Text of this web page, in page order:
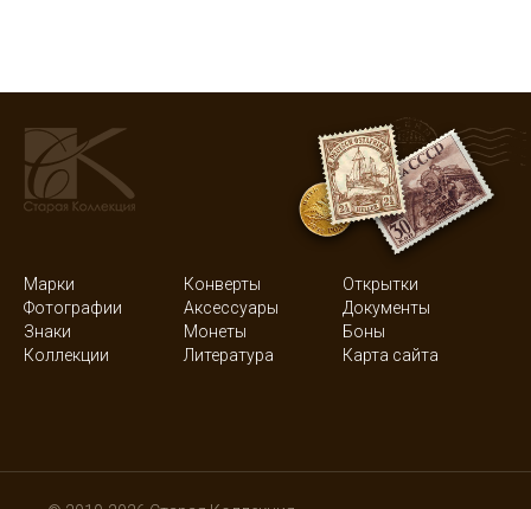
Марки Конверты
Открытки
Фотографии
Аксессуары
Документы
Знаки
Монеты
Боны
Коллекции
Литература Карта сайта